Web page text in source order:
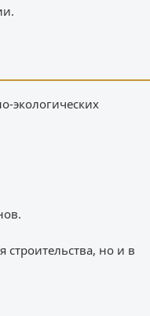
экологических
но и в